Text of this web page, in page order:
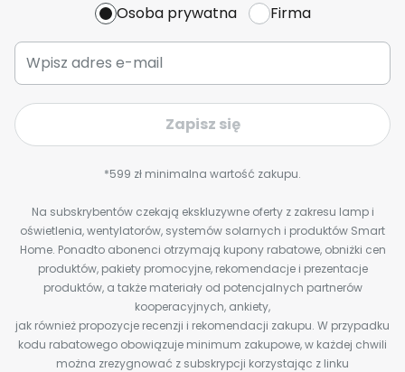
Osoba prywatna Firma
Zapisz się
*599 zł minimalna wartość zakupu.
Na subskrybentów czekają ekskluzywne oferty z zakresu lamp i
oświetlenia, wentylatorów, systemów solarnych i produktów Smart
Home. Ponadto abonenci otrzymają kupony rabatowe, obniżki cen
produktów, pakiety promocyjne, rekomendacje i prezentacje
produktów, a także materiały od potencjalnych partnerów
kooperacyjnych, ankiety,
jak również propozycje recenzji i rekomendacji zakupu. W przypadku
kodu rabatowego obowiązuje minimum zakupowe, w każdej chwili
można zrezygnować z subskrypcji korzystając z linku